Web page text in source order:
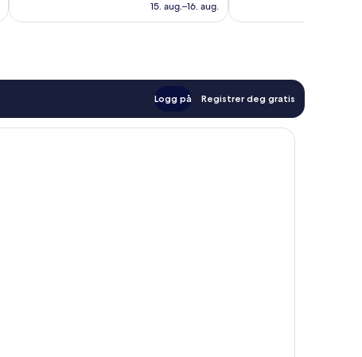
842 kr
15. aug.–16. aug.
Logg på Registrer deg gratis